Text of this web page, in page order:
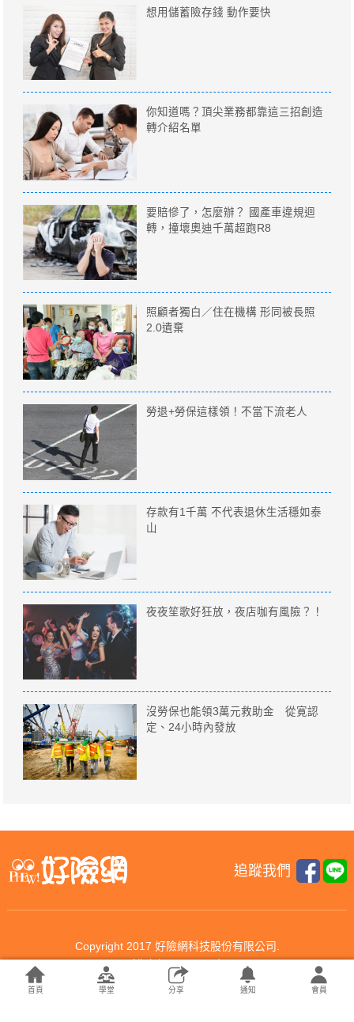
想用儲蓄險存錢 動作要快
你知道嗎？頂尖業務都靠這三招創造
轉介紹名單
要賠慘了，怎麼辦？ 國產車違規迴
轉，撞壞奧迪千萬超跑R8
照顧者獨白／住在機構 形同被長照
2.0遺棄
勞退+勞保這樣領！不當下流老人
存款有1千萬 不代表退休生活穩如泰
山
夜夜笙歌好狂放，夜店咖有風險？！
沒勞保也能領3萬元救助金 從寛認
定、24小時內發放
追蹤我們
Copyright 2017 好險網科技股份有限公司.
All rights reserved.